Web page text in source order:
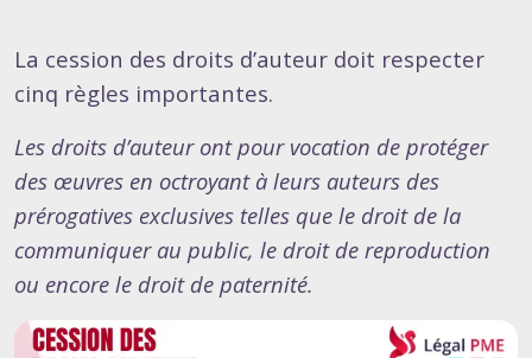
La cession des droits d’auteur doit respecter
cinq règles importantes.
Les droits d’auteur ont pour vocation de protéger
des œuvres en octroyant à leurs auteurs des
prérogatives exclusives telles que le droit de la
communiquer au public, le droit de reproduction
ou encore le droit de paternité.